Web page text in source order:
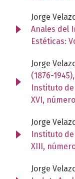
Jorge
Anales del
Estéticas:
Jorge
(1876-
Instituto de
XVI,
Jorge
Instituto de
XIII,
Jorge